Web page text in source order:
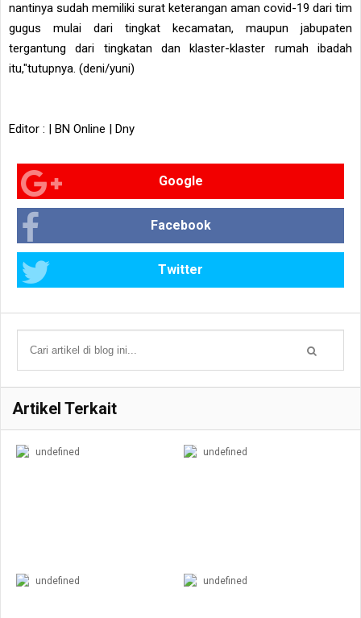
nantinya sudah memiliki surat keterangan aman covid-19 dari tim
gugus mulai dari tingkat kecamatan, maupun jabupaten
tergantung dari tingkatan dan klaster-klaster rumah ibadah
itu,"tutupnya. (deni/yuni)
Editor : | BN Online | Dny
Google
Facebook
Twitter
Artikel Terkait
undefined undefined
undefined undefined